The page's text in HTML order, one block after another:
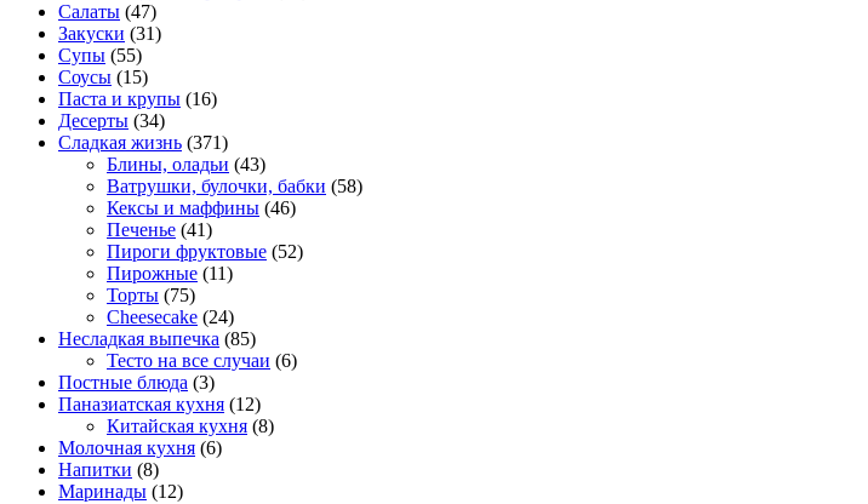
Салаты (47)
Закуски (31)
Супы (55)
Соусы (15)
Паста и крупы (16)
Десерты (34)
Сладкая жизнь (371)
Блины, оладьи (43)
Ватрушки, булочки, бабки (58)
Кексы и маффины (46)
Печенье (41)
Пироги фруктовые (52)
Пирожные (11)
Торты (75)
Cheesecake (24)
Несладкая выпечка (85)
Тесто на все случаи (6)
Постные блюда (3)
Паназиатская кухня (12)
Китайская кухня (8)
Молочная кухня (6)
Напитки (8)
Маринады (12)